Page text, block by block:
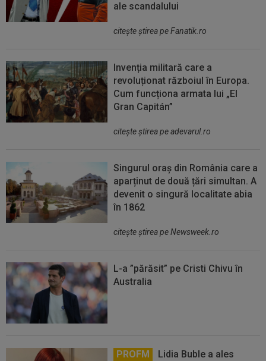
ale scandalului
citeşte ştirea pe Fanatik.ro
Invenția militară care a
revoluționat războiul în Europa.
Cum funcționa armata lui „El
Gran Capitán”
citeşte ştirea pe adevarul.ro
Singurul oraș din România care a
aparținut de două țări simultan. A
devenit o singură localitate abia
în 1862
citeşte ştirea pe Newsweek.ro
L-a ”părăsit” pe Cristi Chivu în
Australia
PROFM
Lidia Buble a ales